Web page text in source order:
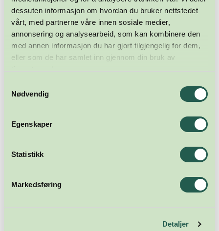
dessuten informasjon om hvordan du bruker nettstedet
vårt, med partnerne våre innen sosiale medier,
annonsering og analysearbeid, som kan kombinere den
med annen informasjon du har gjort tilgjengelig for dem,
eller som de har samlet inn gjennom din bruk av
Nødvendig
Egenskaper
Statistikk
Markedsføring
Detaljer
Meld deg på nyhetsbrevet
Abonner